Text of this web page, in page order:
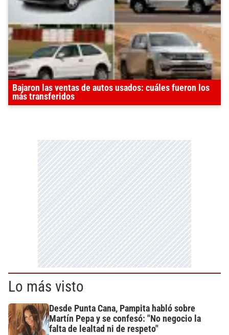
Bajaron las ventas de autos usados: cuáles fueron los
más transferidos
Lo más visto
Desde Punta Cana, Pampita habló sobre
Martín Pepa y se confesó: "No negocio la
falta de lealtad ni de respeto"